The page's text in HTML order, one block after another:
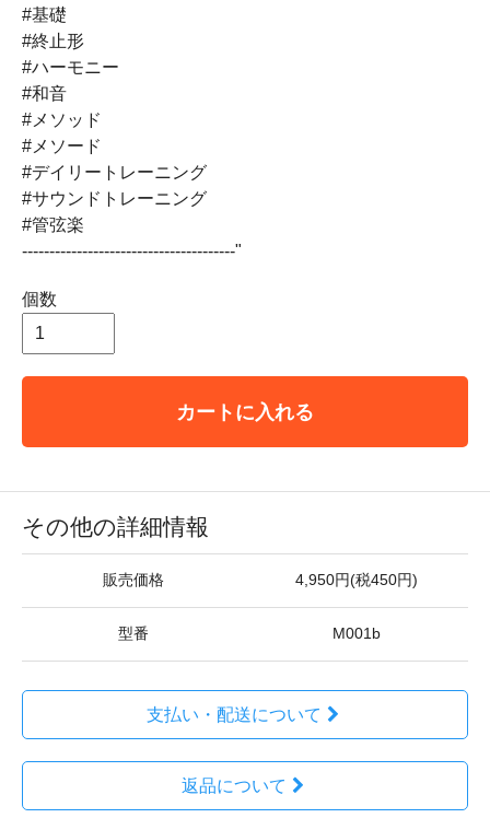
#基礎
#終止形
#ハーモニー
#和音
#メソッド
#メソード
#デイリートレーニング
#サウンドトレーニング
#管弦楽
---------------------------------------"
個数
カートに入れる
その他の詳細情報
販売価格 4,950円(税450円)
型番 M001b
支払い・配送について
返品について